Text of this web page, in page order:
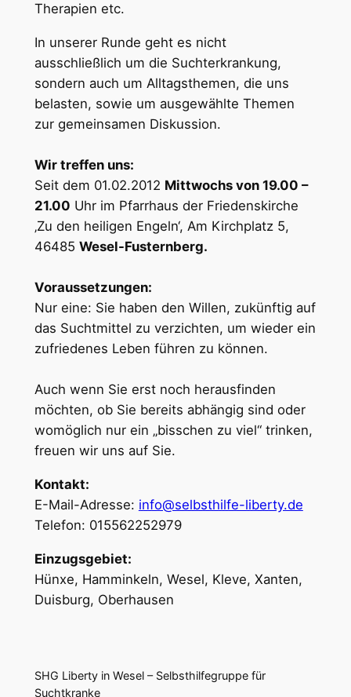
Therapien etc.
In unserer Runde geht es nicht
ausschließlich um die Suchterkrankung,
sondern auch um Alltagsthemen, die uns
belasten, sowie um ausgewählte Themen
zur gemeinsamen Diskussion.
Wir treffen uns:
Seit dem 01.02.2012 Mittwochs von 19.00 –
21.00 Uhr im Pfarrhaus der Friedenskirche
‚Zu den heiligen Engeln‘, Am Kirchplatz 5,
46485 Wesel-Fusternberg.
Voraussetzungen:
Nur eine: Sie haben den Willen, zukünftig auf
das Suchtmittel zu verzichten, um wieder ein
zufriedenes Leben führen zu können.
Auch wenn Sie erst noch herausfinden
möchten, ob Sie bereits abhängig sind oder
womöglich nur ein „bisschen zu viel“ trinken,
freuen wir uns auf Sie.
Kontakt:
E-Mail-Adresse: info@selbsthilfe-liberty.de
Telefon: 015562252979
Einzugsgebiet:
Hünxe, Hamminkeln, Wesel, Kleve, Xanten,
Duisburg, Oberhausen
SHG Liberty in Wesel – Selbsthilfegruppe für
Suchtkranke